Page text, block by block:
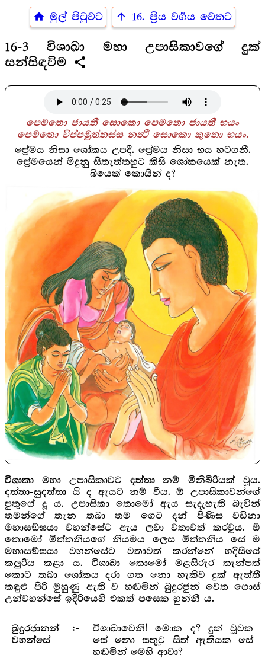
home මුල් පිටුවට arrow_upward 16. ප්‍රිය වර්‍ගය වෙතට
16-3 විශාඛා මහා උපාසිකාවගේ දුක්
සන්සිඳවිම share
පෙමතො ජායතී සොකො පෙමතො ජායතී භයං
පෙමතො විප්පමුත්තස්ස නත්‍ථි සොකො කුතො භයං.
ප්‍රේමය නිසා ශෝකය උපදී. ප්‍රේමය නිසා භය හටගනී.
ප්‍රේමයෙන් මිදුනු සිතැත්තහුට කිසි ශෝකයෙක් නැත.
බියෙක් කොයින් ද?
විශාකා මහා උපාසිකාවට දත්තානම් මිනිබිරියක් වූය.
දත්තා-සුදත්තා යි ද ඇයට නම් වීය. ඕ උපාසිකාවන්ගේ
පුතුගේ දූ ය. උපාසිකා තොමෝ ඇය සැදැහැති බැවින්
තමන්ගේ තැන තබා තම ගෙට දන් පිණිස වඩිනා
මහාසඞ්ඝයා වහන්සේට ඇය ලවා වතාවත් කරවූය. ඕ
තොමෝ මිත්තනියගේ නියමය ලෙස මිත්තනිය සේ ම
මහාසඞ්ඝයා වහන්සේට වතාවත් කරන්නේ හදිසියේ
කලුරිය කළා ය. විශාඛා තොමෝ මළසිරුර තැන්පත්
කොට තබා ශෝකය දරා ගත නො හැකිව දුක් ඇත්තී
කඳුළු පිරි මුහුණු ඇති ව හඬමින් බුදුරජුන් වෙත ගොස්
උන්වහන්සේ ඉදිරියෙහි එකත් පසෙක හුන්නී ය.
බුදුරජානන්
වහන්සේ
:-
විශාඛාවෙනි! මොක ද? දුක් වූවක
සේ නො සතුටු සිත් ඇතියක සේ
හඬමින් මෙහි ආවා?